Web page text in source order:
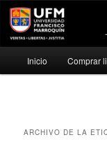
Ir
Ir
Inicio Comprar
ARCHIVO DE LA